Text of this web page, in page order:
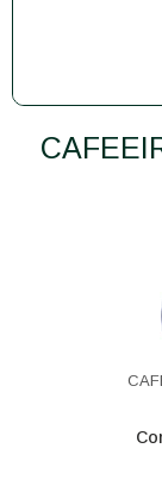
CAFEEIRO CAFÉ DO MERCADO